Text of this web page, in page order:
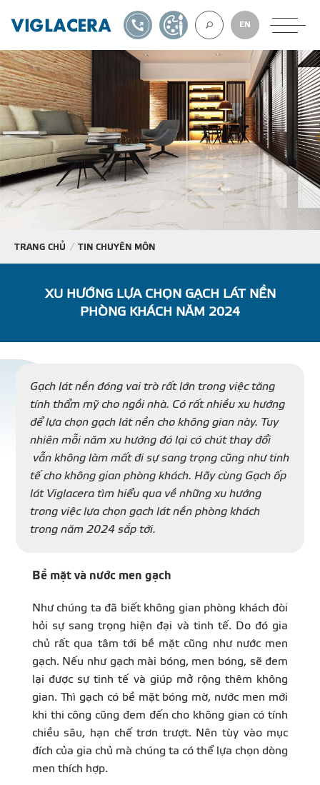
VỀ CHÚNG
GẠCH ỐP LÁT
BÊ TÔNG KHÍ
XUẤT KHẨU
DỰ
KÊNH PHÂN
THƯ
TIN SỰ KIỆN
LIÊN HỆ - TƯ
EN
1900561582TỰ THIẾT KẾ
TRANG CHỦ TIN CHUYÊN MÔN
XU HƯỚNG LỰA CHỌN GẠCH LÁT NỀN
PHÒNG KHÁCH NĂM 2024
Gạch lát nền đóng vai trò rất lớn trong việc tăng
tính thẩm mỹ cho ngồi nhà. Có rất nhiều xu hướng
để lựa chọn gạch lát nền cho không gian này. Tuy
nhiên mỗi năm xu hướng đó lại có chút thay đổi
vẫn không làm mất đi sự sang trọng cũng như tinh
tế cho không gian phòng khách. Hãy cùng Gạch ốp
lát Viglacera tìm hiểu qua về những xu hướng
trong việc lựa chọn gạch lát nền phòng khách
trong năm 2024 sắp tới.
Bề mặt và nước men gạch
Như chúng ta đã biết không gian phòng khách đòi
hỏi sự sang trọng hiện đại và tinh tế. Do đó gia
chủ rất qua tâm tới bề mặt cũng như nước men
gạch. Nếu như gạch mài bóng, men bóng, sẽ đem
lại được sự tinh tế và giúp mở rộng thêm không
gian. Thì gạch có bề mặt bóng mờ, nước men mới
khi thi công cũng đem đến cho không gian có tính
chiều sâu, hạn chế trơn trượt. Nên tùy vào mục
đích của gia chủ mà chúng ta có thể lựa chọn dòng
men thích hợp.